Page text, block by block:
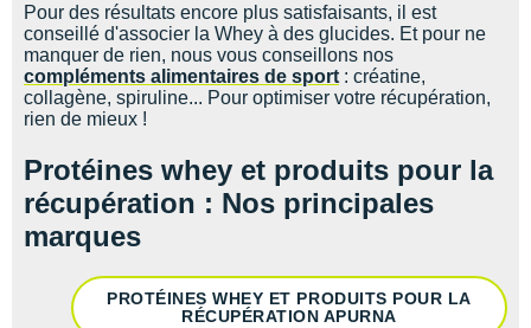
Pour des résultats encore plus satisfaisants, il est
conseillé d'associer la Whey à des glucides. Et pour ne
manquer de rien, nous vous conseillons nos
compléments alimentaires de sport : créatine,
collagène, spiruline... Pour optimiser votre récupération,
rien de mieux !
Protéines whey et produits pour la
récupération : Nos principales
marques
PROTÉINES WHEY ET PRODUITS POUR LA
RÉCUPÉRATION APURNA